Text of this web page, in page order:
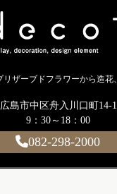
広島市中区舟入川口町14-1
9：30～18：00
082-298-2000